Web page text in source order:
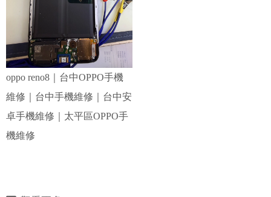
oppo reno8｜台中OPPO手機
維修｜台中手機維修｜台中安
卓手機維修｜太平區OPPO手
機維修